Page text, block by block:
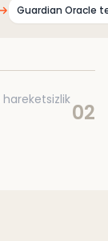
Guardian Oracle
02